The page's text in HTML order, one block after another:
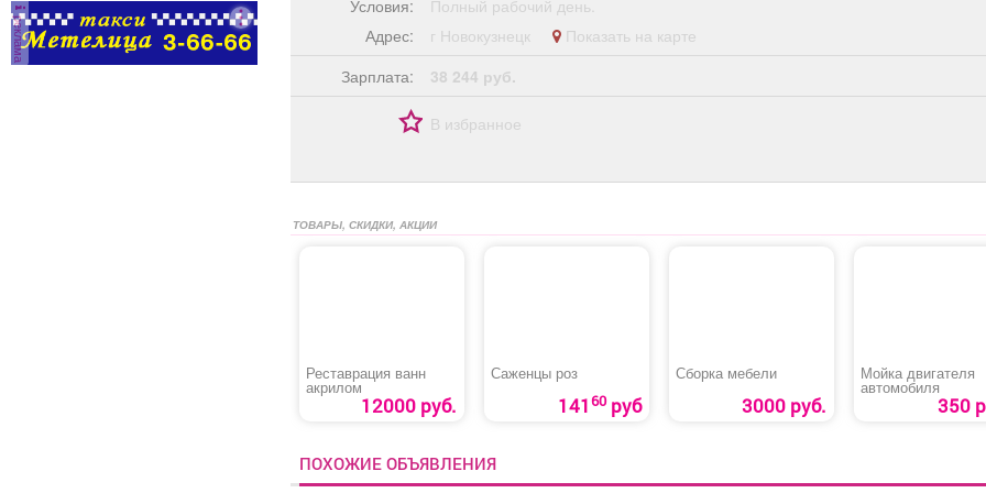
реклама
Условия:
Полный рабочий день.
Адрес:
г Новокузнецк
Показать на карте
Зарплата:
38 244 руб.
В избранное
ТОВАРЫ, СКИДКИ, АКЦИИ
Реставрация ванн
акрилом
12000 руб.
Саженцы роз
14160руб
Сборка мебели
3000 руб.
Мойка двигателя
автомобиля
350
ПОХОЖИЕ ОБЪЯВЛЕНИЯ